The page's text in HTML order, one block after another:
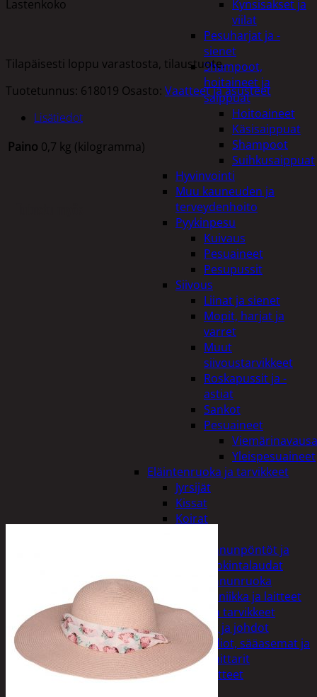
Kynsisakset ja
viilat
Pesuharjat ja -
sienet
Shampoot,
hoitaineet ja
saippuat
Hoitoaineet
Käsisaippuat
Shampoot
Suihkusaippuat
Hyvinvointi
Muu kauneuden ja
terveydenhoito
Pyykinpesu
Kuivaus
Pesuaineet
Pesupussit
Siivous
Liinat ja sienet
Mopit, harjat ja
varret
Muut
siivoustarvikkeet
Roskapussit ja -
astiat
Sankot
Pesuaineet
Yleispesuaineet
Eläintenruoka ja tarvikkeet
Jyrsijät
Kissat
Koirat
Linnunpöntöt ja
ruokintalaudat
Linnunruoka
Kodin elektroniikka ja laitteet
Imurit ja tarvikkeet
Kaapelit ja johdot
Kelloradiot, sääasemat ja
lämpömittarit
Oheislaitteet
Lastenkoko
Tilapäisesti loppu varastosta, tilaustuote.
Tuotetunnus: 618019 Osasto: Vaatteet ja asusteet
Lisätiedot
Paino 0,7 kg (kilogramma)